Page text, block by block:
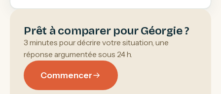
Prêt à comparer pour Géorgie ?
3 minutes pour décrire votre situation, une
réponse argumentée sous 24 h.
Commencer